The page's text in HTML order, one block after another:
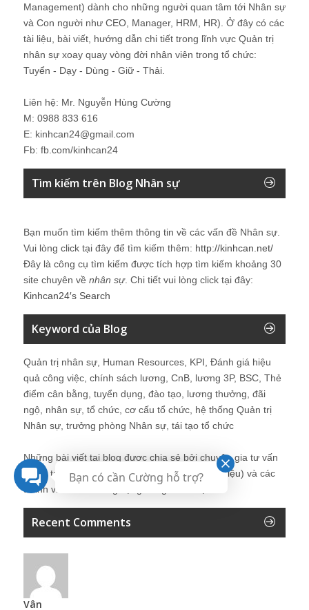
Management) dành cho những người quan tâm tới Nhân sự
và Con người như CEO, Manager, HRM, HR). Ở đây có các
tài liệu, bài viết, hướng dẫn chi tiết trong lĩnh vực Quản trị
nhân sự xoay quay vòng đời nhân viên trong tổ chức:
Tuyển - Dạy - Dùng - Giữ - Thải.
Liên hệ: Mr. Nguyễn Hùng Cường
M: 0988 833 616
E: kinhcan24@gmail.com
Fb: fb.com/kinhcan24
Tìm kiếm trên Blog Nhân sự
Bạn muốn tìm kiếm thêm thông tin về các vấn đề Nhân sự
Vui lòng click tại đây để tìm kiếm thêm: http://kinhcan.net/
Đây là công cụ tìm kiếm được tích hợp tìm kiếm khoảng 30
site chuyên về nhân sự. Chi tiết vui lòng click tại đây:
Kinhcan24′s Search
Keyword của Blog
Quản trị nhân sự, Human Resources, KPI, Đánh giá hiệu
quả công việc, chính sách lương, CnB, lương 3P, BSC, Thẻ
điểm cân bằng, tuyển dụng, đào tạo, lương thưởng, đãi
ngộ, nhân sự, tổ chức, cơ cấu tổ chức, hệ thống Quản trị
Nhân sự, trưởng phòng Nhân sự, tái tạo tổ chức
Những bài viết tại blog được chia sẻ bởi chuyên gia tư vấn
Quản trị Nhân sự Nguyễn Hùng Cường (giới thiệu) và các
thành viên khác trong cộng đồng Nhân sự.
Recent Comments
Vân
Bạn có cần Cường hỗ trợ?